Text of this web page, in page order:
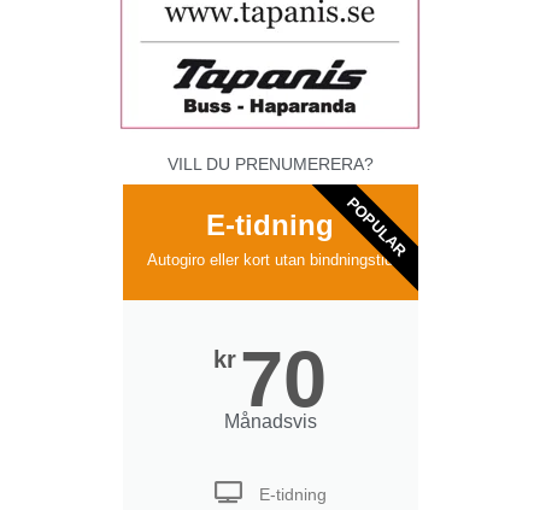
VILL DU PRENUMERERA?
E-tidning
Autogiro eller kort utan bindningstid
kr 70
Månadsvis
E-tidning
POPULAR